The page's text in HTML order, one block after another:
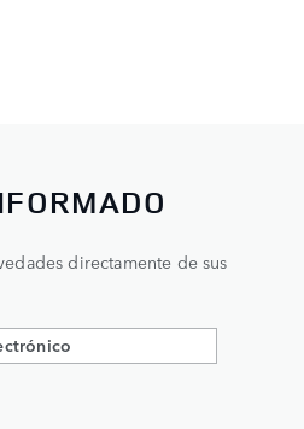
directamente de sus